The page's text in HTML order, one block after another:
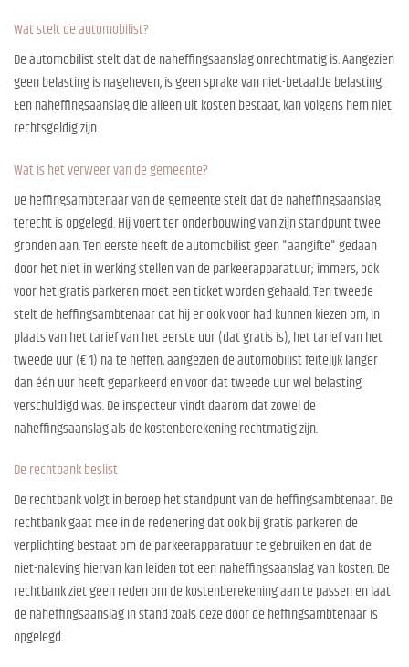
Wat stelt de automobilist?
De automobilist stelt dat de naheffingsaanslag onrechtmatig is. Aangezien
geen belasting is nageheven, is geen sprake van niet-betaalde belasting.
Een naheffingsaanslag die alleen uit kosten bestaat, kan volgens hem niet
rechtsgeldig zijn.
Wat is het verweer van de gemeente?
De heffingsambtenaar van de gemeente stelt dat de naheffingsaanslag
terecht is opgelegd. Hij voert ter onderbouwing van zijn standpunt twee
gronden aan. Ten eerste heeft de automobilist geen "aangifte" gedaan
door het niet in werking stellen van de parkeerapparatuur; immers, ook
voor het gratis parkeren moet een ticket worden gehaald. Ten tweede
stelt de heffingsambtenaar dat hij er ook voor had kunnen kiezen om, in
plaats van het tarief van het eerste uur (dat gratis is), het tarief van het
tweede uur (€ 1) na te heffen, aangezien de automobilist feitelijk langer
dan één uur heeft geparkeerd en voor dat tweede uur wel belasting
verschuldigd was. De inspecteur vindt daarom dat zowel de
naheffingsaanslag als de kostenberekening rechtmatig zijn.
De rechtbank beslist
De rechtbank volgt in beroep het standpunt van de heffingsambtenaar. De
rechtbank gaat mee in de redenering dat ook bij gratis parkeren de
verplichting bestaat om de parkeerapparatuur te gebruiken en dat de
niet-naleving hiervan kan leiden tot een naheffingsaanslag van kosten. De
rechtbank ziet geen reden om de kostenberekening aan te passen en laat
de naheffingsaanslag in stand zoals deze door de heffingsambtenaar is
opgelegd.